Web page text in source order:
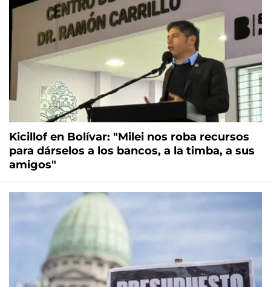
Kicillof en Bolívar: "Milei nos roba recursos
para dárselos a los bancos, a la timba, a sus
amigos"